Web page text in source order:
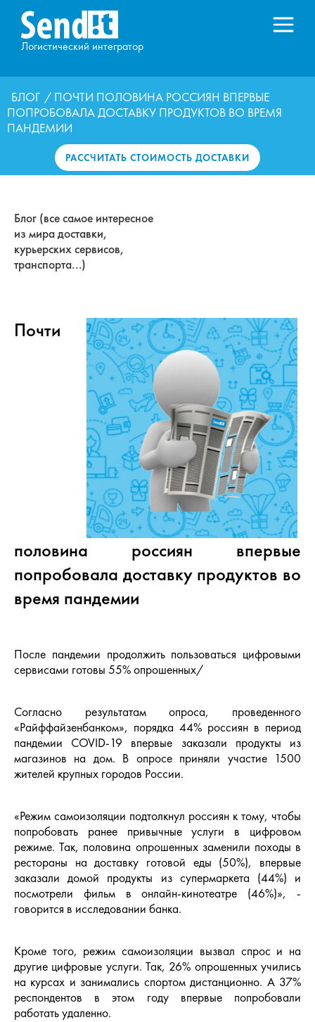
Логистический интегратор
БЛОГ / ПОЧТИ ПОЛОВИНА РОССИЯН ВПЕРВЫЕ
ПОПРОБОВАЛА ДОСТАВКУ ПРОДУКТОВ ВО ВРЕМЯ
ПАНДЕМИИ
РАССЧИТАТЬ СТОИМОСТЬ ДОСТАВКИ
Блог (все самое интересное
из мира доставки,
курьерских сервисов,
транспорта...)
Почти
половина россиян впервые
попробовала доставку продуктов во
время пандемии
После пандемии продолжить пользоваться цифровыми
сервисами готовы 55% опрошенных/
Согласно результатам опроса, проведенного
«Райффайзенбанком», порядка 44% россиян в период
пандемии COVID-19 впервые заказали продукты из
магазинов на дом. В опросе приняли участие 1500
жителей крупных городов России.
«Режим самоизоляции подтолкнул россиян к тому, чтобы
попробовать ранее привычные услуги в цифровом
режиме. Так, половина опрошенных заменили походы в
рестораны на доставку готовой еды (50%), впервые
заказали домой продукты из супермаркета (44%) и
посмотрели фильм в онлайн-кинотеатре (46%)», -
говорится в исследовании банка.
Кроме того, режим самоизоляции вызвал спрос и на
другие цифровые услуги. Так, 26% опрошенных учились
на курсах и занимались спортом дистанционно. А 37%
респондентов в этом году впервые попробовали
работать удаленно.